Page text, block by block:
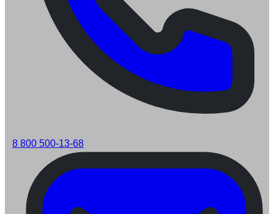
8 800 500-13-68